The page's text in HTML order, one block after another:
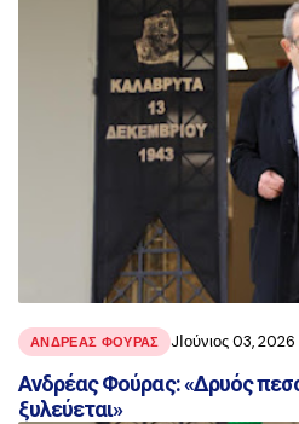
ΑΝΔΡΕΑΣ ΦΟΥΡΑΣ JΙούνιος 03, 2026
Ανδρέας Φούρας: «Δρυός
ξυλεύεται»